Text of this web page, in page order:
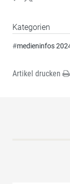
Kategorien
#medieninfos
Artikel drucken